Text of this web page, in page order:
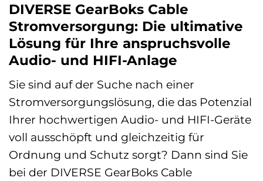
DIVERSE GearBoks Cable
Stromversorgung: Die ultimative
Lösung für Ihre anspruchsvolle
Audio- und HIFI-Anlage
Sie sind auf der Suche nach einer
Stromversorgungslösung, die das Potenzial
Ihrer hochwertigen Audio- und HIFI-Geräte
voll ausschöpft und gleichzeitig für
Ordnung und Schutz sorgt? Dann sind Sie
bei der DIVERSE GearBoks Cable